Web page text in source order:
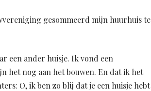
gesommeerd mijn huurhuis te
een ander huisje. Ik vond een
het nog aan het bouwen. En dat ik het
O, ik ben zo blij dat je een huisje hebt